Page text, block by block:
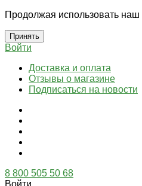
Продолжая использовать наш
Принять
Войти
Доставка и оплата
Отзывы о магазине
Подписаться на новости
8 800 505 50 68
Войти